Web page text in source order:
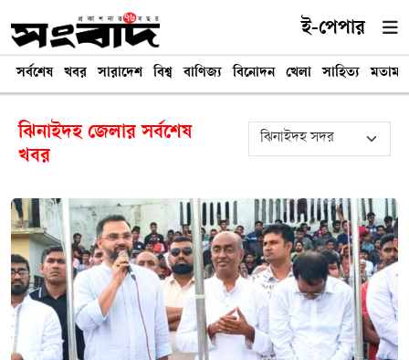
ই-পেপার
সর্বশেষ খবর সারাদেশ বিশ্ব বাণিজ্য বিনোদন খেলা সাহিত্য মতামত
ঝিনাইদহ জেলার সর্বশেষ
খবর